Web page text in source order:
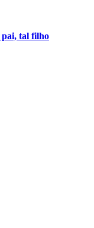
pai, tal filho